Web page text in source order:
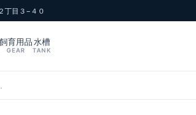
丁目３−４０
飼育用品
GEAR
水槽
TANK